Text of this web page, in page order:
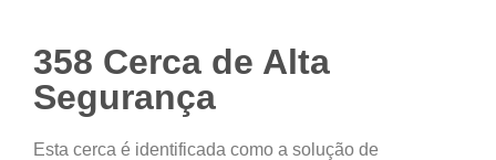
358 Cerca de Alta
Segurança
Esta cerca é identificada como a solução de